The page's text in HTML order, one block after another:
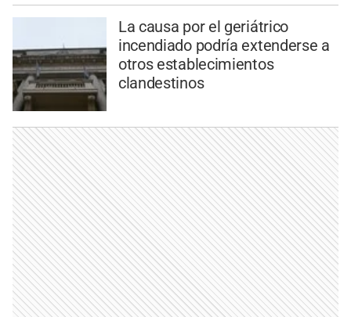
La causa por el geriátrico
incendiado podría extenderse a
otros establecimientos
clandestinos